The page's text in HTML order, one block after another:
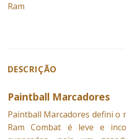
Ram
DESCRIÇÃO
Paintball Marcadores
Paintball Marcadores defini o
Ram Combat é leve e